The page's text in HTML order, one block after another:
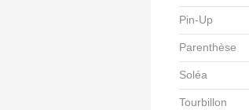
Pin-Up
Parenthèse
Soléa
Tourbillon